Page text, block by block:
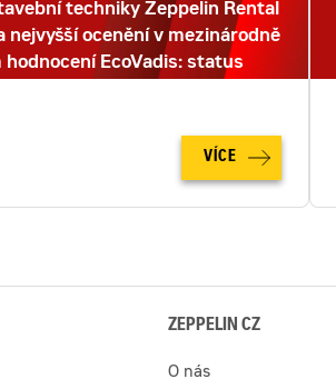
techniky Zeppelin Rental
nejvyšší ocenění v mezinárodně
hodnocení EcoVadis: status
VÍCE
ZEPPELIN CZ
O nás